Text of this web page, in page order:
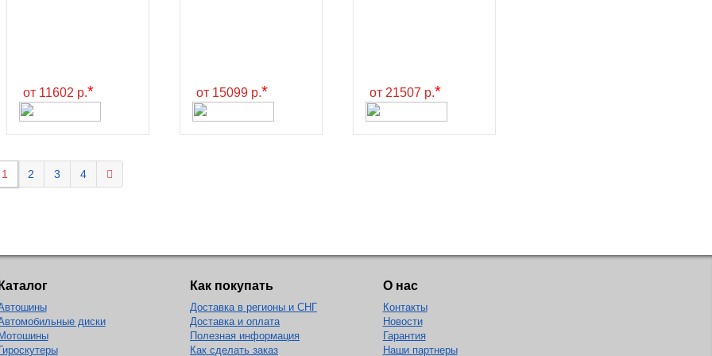
от 11602 р.* от 15099 р.* от 21507 р.*
1 2 3 4
Каталог
диски
Мотошины
Гироскутеры
Как покупать
Доставка в регионы и СНГ
Доставка и оплата
Полезная информация
Как сделать заказ
О нас
Контакты
Новости
Гарантия
Наши партнеры